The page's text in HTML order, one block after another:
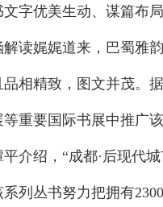
文字优美生动、谋篇布
解读娓娓道来，巴蜀雅
品相精致，图文并茂。
重要国际书展中推广该
平介绍，“成都·后现代
列丛书努力把拥有